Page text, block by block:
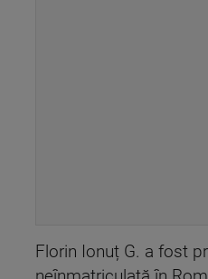
Florin Ionuț G. a fost